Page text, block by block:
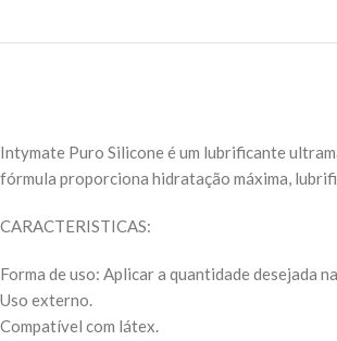
Intymate Puro Silicone é um lubrificante
fórmula proporciona hidratação máxima,
CARACTERISTICAS:
Forma de uso: Aplicar a quantidade desejada
Uso externo.
Compatível com látex.